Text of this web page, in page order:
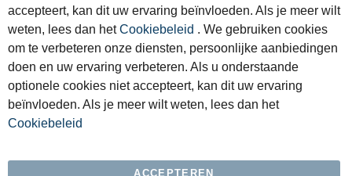
SNELLE LEVERING
Voor 16:00 besteld, zelfde dag verstuurd.
1000 M2 WINKEL
accepteert, kan dit uw ervaring beïnvloeden. Als je meer wilt
weten, lees dan hetCookiebeleid . We gebruiken cookies
om te verbeteren onze diensten, persoonlijke aanbiedingen
doen en uw ervaring verbeteren. Als u onderstaande
optionele cookies niet accepteert, kan dit uw ervaring
beïnvloeden. Als je meer wilt weten, lees dan het
Cookiebeleid
ACCEPTEREN